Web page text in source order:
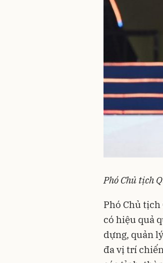
Phó Chủ tịch
Phó Chủ
có hiệu quả
dựng, quản
đa vị trí